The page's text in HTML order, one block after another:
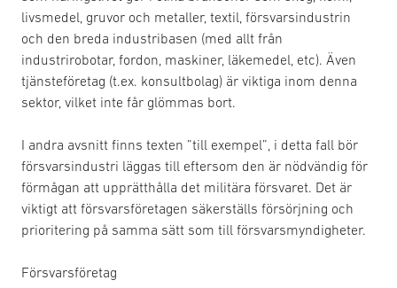
livsmedel, gruvor och metaller, textil, försvarsindustrin
och den breda industribasen (med allt från
industrirobotar, fordon, maskiner, läkemedel, etc). Även
tjänsteföretag (t.ex. konsultbolag) är viktiga inom denna
sektor, vilket inte får glömmas bort.
I andra avsnitt finns texten ”till exempel”, i detta fall bör
försvarsindustri läggas till eftersom den är nödvändig för
förmågan att upprätthålla det militära försvaret. Det är
viktigt att försvarsföretagen säkerställs försörjning och
prioritering på samma sätt som till försvarsmyndigheter.
Försvarsföretag